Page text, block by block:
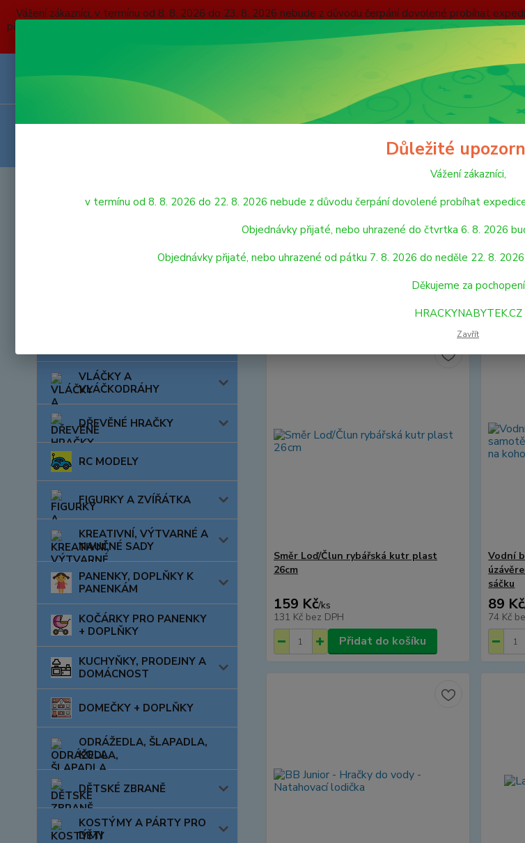
Vážení zákazníci, v termínu od 8. 8. 2026 do 23. 8. 2026 nebude z důvodu čerpání dovolené probíhat
přijaté, nebo uhrazené do čtvrtka 6. 8. 2026 budou expedovány v pátek 7. 8. 2026. Objednávky přijaté,
pondělí 24. 8. 2026. Děkujeme za pochopení
ZÁSADY OCHRANY OSOBNÍCH ÚDAJŮ
VÝPRODEJ HRAČEK
VLÁČKY A
VLÁČKODRÁHY
DŘEVĚNÉ HRAČKY
RC MODELY
FIGURKY A ZVÍŘÁTKA
KREATIVNÍ, VÝTVARNÉ A
NAUČNÉ SADY
PANENKY, DOPLŇKY K
PANENKÁM
KOČÁRKY PRO PANENKY
+ DOPLŇKY
KUCHYŇKY, PRODEJNY A
DOMÁCNOST
DOMEČKY + DOPLŇKY
ODRÁŽEDLA, ŠLAPADLA,
KOLA
DĚTSKÉ ZBRANĚ
KOSTÝMY A PÁRTY PRO
DĚTI
HRAČKY DO BAZÉNU
Směr Loď/Člun rybářská kutr plast
26cm
159 Kč/ks
131 Kč bez DPH
Přidat do košíku
Vodní
sáčku
89 Kč
74 Kč
Důležité
Vážení zákazníci,
v termínu od 8. 8. 2026 do 22. 8. 2026 nebude z důvodu čerpání dovolené probíhat
Objednávky přijaté, nebo uhrazené do čtvrtka 6. 8. 2026
Objednávky přijaté, nebo uhrazené od pátku 7. 8. 2026 do neděle 22. 8.
Děkujeme za pochopení
HRACKYNABYTEK.CZ
Zavřít